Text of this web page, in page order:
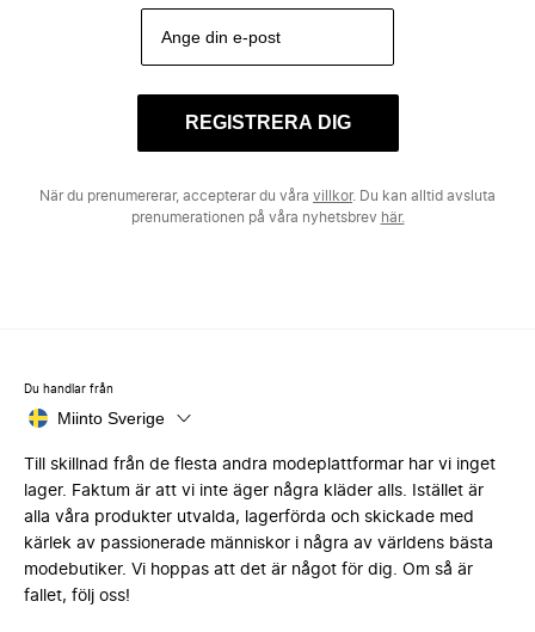
REGISTRERA DIG
När du prenumererar, accepterar du våra villkor. Du kan alltid avsluta
prenumerationen på våra nyhetsbrev här.
Du handlar från
Miinto Sverige
Till skillnad från de flesta andra modeplattformar har vi inget
lager. Faktum är att vi inte äger några kläder alls. Istället är
alla våra produkter utvalda, lagerförda och skickade med
kärlek av passionerade människor i några av världens bästa
modebutiker. Vi hoppas att det är något för dig. Om så är
fallet, följ oss!